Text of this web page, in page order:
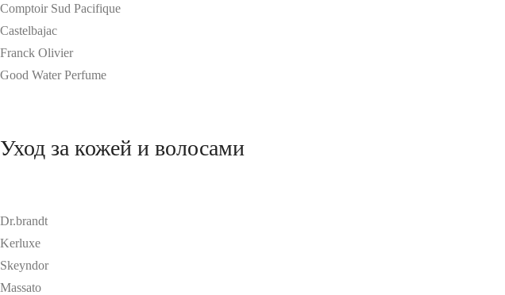
Comptoir Sud Pacifique
Castelbajac
Franck Olivier
Good Water Perfume
Уход за кожей и волосами
Dr.brandt
Kerluxe
Skeyndor
Massato